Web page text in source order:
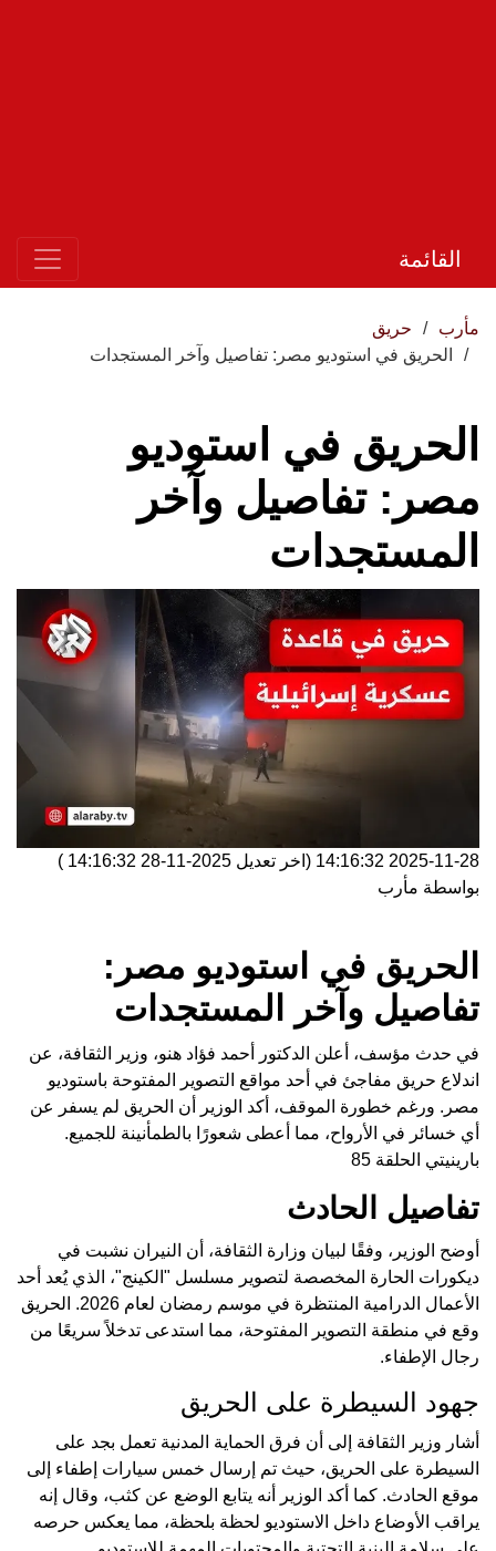
القائمة
مأرب
حريق
الحريق في استوديو مصر: تفاصيل وآخر المستجدات
الحريق في استوديو
مصر: تفاصيل وآخر
المستجدات
2025-11-28 14:16:32 (اخر تعديل 2025-11-28 14:16:32
)
بواسطة مأرب
الحريق في استوديو مصر:
تفاصيل وآخر المستجدات
في حدث مؤسف، أعلن الدكتور أحمد فؤاد هنو، وزير الثقافة، عن
اندلاع حريق مفاجئ في أحد مواقع التصوير المفتوحة باستوديو
مصر. ورغم خطورة الموقف، أكد الوزير أن الحريق لم يسفر عن
أي خسائر في الأرواح، مما أعطى شعورًا بالطمأنينة للجميع.
بارينيتي الحلقة 85
تفاصيل الحادث
أوضح الوزير، وفقًا لبيان وزارة الثقافة، أن النيران نشبت في
ديكورات الحارة المخصصة لتصوير مسلسل "الكينج"، الذي يُعد أحد
الأعمال الدرامية المنتظرة في موسم رمضان لعام 2026. الحريق
وقع في منطقة التصوير المفتوحة، مما استدعى تدخلاً سريعًا من
رجال الإطفاء.
جهود السيطرة على الحريق
أشار وزير الثقافة إلى أن فرق الحماية المدنية تعمل بجد على
السيطرة على الحريق، حيث تم إرسال خمس سيارات إطفاء إلى
موقع الحادث. كما أكد الوزير أنه يتابع الوضع عن كثب، وقال إنه
يراقب الأوضاع داخل الاستوديو لحظة بلحظة، مما يعكس حرصه